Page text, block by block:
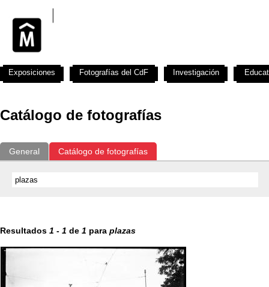
Catálogo de fotografías
General Catálogo de fotografías
Resultados 1 - 1 de 1 para plazas
Exposiciones Fotografías del CdF Investigación